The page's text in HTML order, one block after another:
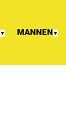
▼ MANNEN ▼